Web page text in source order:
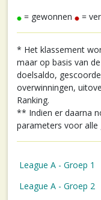
= gewonnen =
* Het klassement
maar op basis van
doelsaldo,
overwinningen,
Ranking.
** Indien er daarna
parameters voor alle
League A - Groep 1
League A - Groep 2